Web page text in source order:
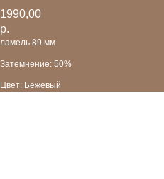
1990,00
р.
ламель 89 мм
Затемнение: 50%
Цвет: Бежевый